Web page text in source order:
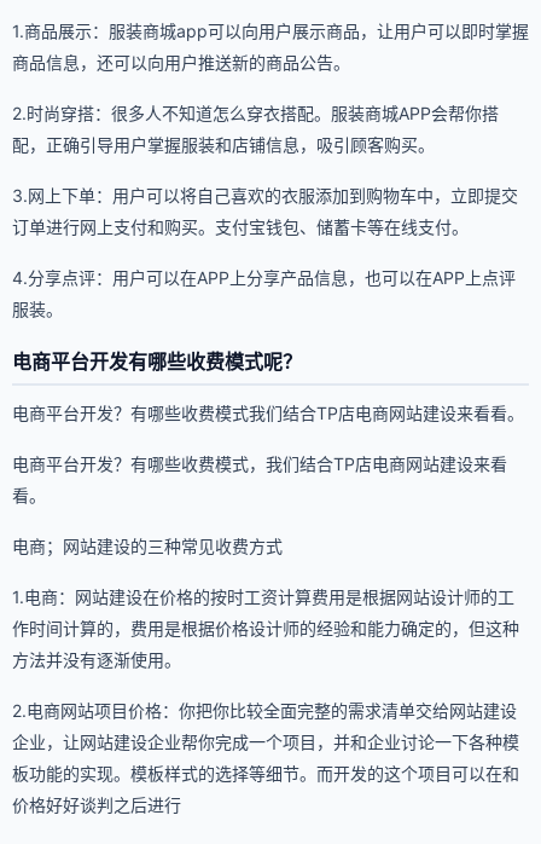
1.商品展示：服装商城app可以向用户展示商品，让用户可以即时掌握
商品信息，还可以向用户推送新的商品公告。
2.时尚穿搭：很多人不知道怎么穿衣搭配。服装商城APP会帮你搭
配，正确引导用户掌握服装和店铺信息，吸引顾客购买。
3.网上下单：用户可以将自己喜欢的衣服添加到购物车中，立即提交
订单进行网上支付和购买。支付宝钱包、储蓄卡等在线支付。
4.分享点评：用户可以在APP上分享产品信息，也可以在APP上点评
服装。
电商平台开发有哪些收费模式呢？
电商平台开发？有哪些收费模式我们结合TP店电商网站建设来看看。
电商平台开发？有哪些收费模式，我们结合TP店电商网站建设来看
看。
电商；网站建设的三种常见收费方式
1.电商：网站建设在价格的按时工资计算费用是根据网站设计师的工
作时间计算的，费用是根据价格设计师的经验和能力确定的，但这种
方法并没有逐渐使用。
2.电商网站项目价格：你把你比较全面完整的需求清单交给网站建设
企业，让网站建设企业帮你完成一个项目，并和企业讨论一下各种模
板功能的实现。模板样式的选择等细节。而开发的这个项目可以在和
价格好好谈判之后进行